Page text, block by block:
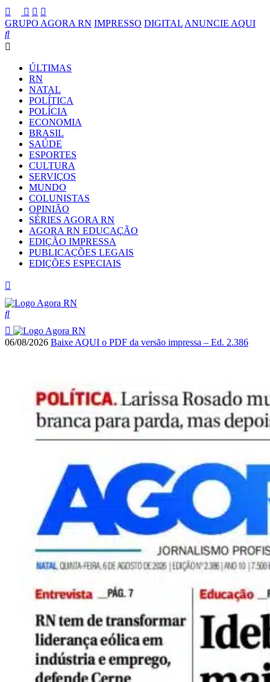
GRUPO AGORA RN IMPRESSO DIGITAL ANUNCIE AQUI
ÚLTIMAS
RN
NATAL
POLÍTICA
POLÍCIA
ECONOMIA
BRASIL
SAÚDE
ESPORTES
CULTURA
SERVIÇOS
MUNDO
COLUNISTAS
OPINIÃO
SÉRIES AGORA RN
AGORA RN EDUCAÇÃO
EDIÇÃO IMPRESSA
PUBLICAÇÕES LEGAIS
EDIÇÕES ESPECIAIS
06/08/2026 Baixe AQUI o PDF da versão impressa – Ed. 2.386